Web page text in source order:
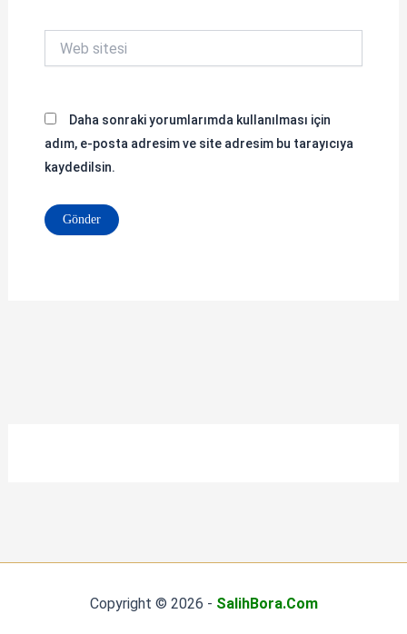
sitesi
Daha sonraki yorumlarımda kullanılması için
adım, e-posta adresim ve site adresim bu tarayıcıya
kaydedilsin.
Copyright © 2026 - SalihBora.Com